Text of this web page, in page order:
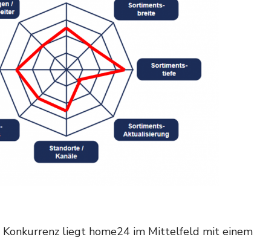
liegt home24 im Mittelfeld mit einem